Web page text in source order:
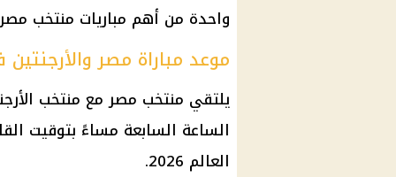
واحدة من أهم مباريات منتخب
موعد مباراة مصر والأرجنتين
العالم 2026.